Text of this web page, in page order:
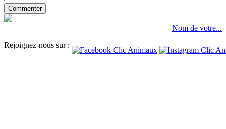
Nom de votre...
Rejoignez-nous sur :